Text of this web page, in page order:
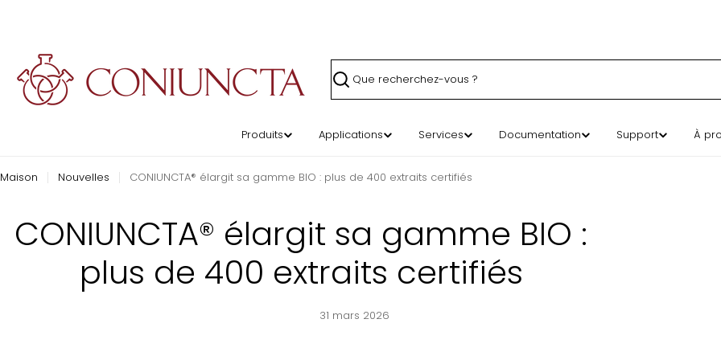
Recherche
Produits Applications Services Documentation Support À
Maison Nouvelles CONIUNCTA® élargit sa gamme BIO : plus de 400 extraits certifiés
CONIUNCTA® élargit sa gamme BIO :
plus de 400 extraits certifiés
31 mars 2026